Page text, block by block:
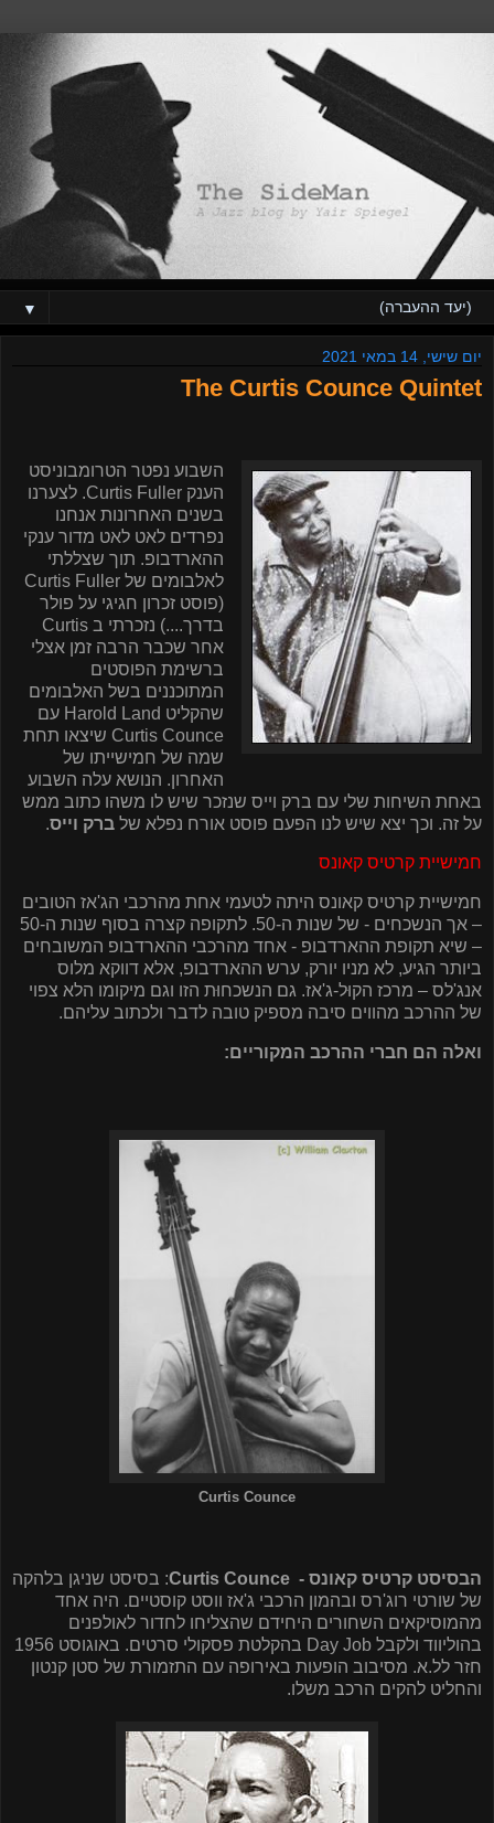
▼
יום שישי, 14 במאי 2021
The Curtis Counce Quintet
השבוע נפטר הטרומבוניסט
הענק Curtis Fuller. לצערנו
בשנים האחרונות אנחנו
נפרדים לאט לאט מדור ענקי
ההארדבופ. תוך שצללתי
לאלבומים של Curtis Fuller
(פוסט זכרון חגיגי על פולר
בדרך....) נזכרתי ב Curtis
אחר שכבר הרבה זמן אצלי
ברשימת הפוסטים
המתוכננים בשל האלבומים
שהקליט Harold Land עם
Curtis Counce שיצאו תחת
שמה של חמישייתו של
האחרון. הנושא עלה השבוע
באחת השיחות שלי עם ברק וייס שנזכר שיש לו משהו כתוב ממש
על זה. וכך יצא שיש לנו הפעם פוסט אורח נפלא של ברק וייס.
חמישיית קרטיס קאונס
חמישיית קרטיס קאונס היתה לטעמי אחת מהרכבי הג'אז הטובים
– אך הנשכחים - של שנות ה-50. לתקופה קצרה בסוף שנות ה-50
– שיא תקופת ההארדבופ - אחד מהרכבי ההארדבופ המשובחים
ביותר הגיע, לא מניו יורק, ערש ההארדבופ, אלא דווקא מלוס
אנג'לס – מרכז הקוּל-ג'אז. גם הנשכחוּת הזו וגם מיקומו הלא צפוי
של ההרכב מהווים סיבה מספיק טובה לדבר ולכתוב עליהם.
ואלה הם חברי ההרכב המקוריים:
Curtis Counce
הבסיסט קרטיס קאונס - Curtis Counce: בסיסט שניגן בלהקה
של שורטי רוג'רס ובהמון הרכבי ג'אז ווסט קוסטיים. היה אחד
מהמוסיקאים השחורים היחידם שהצליחו לחדור לאולפנים
בהוליווד ולקבל Day Job
בהקלטת פסקולי סרטים. באוגוסט 1956
חזר לל.א. מסיבוב הופעות באירופה עם התזמורת של סטן קנטון
והחליט להקים הרכב משלו.